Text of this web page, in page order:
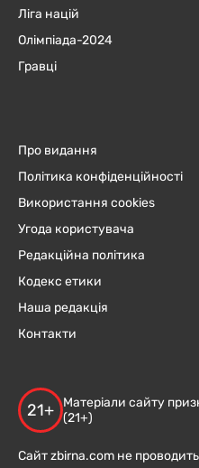
Ліга націй
Олімпіада-2024
Гравці
Про видання
Політика конфіденційності
Використання cookies
Угода користувача
Редакційна політика
Кодекс етики
Наша редакція
Контакти
21+
Матеріали сайту
(21+)
Сайт zbirna.com не